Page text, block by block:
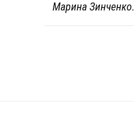
Марина Зинченко.